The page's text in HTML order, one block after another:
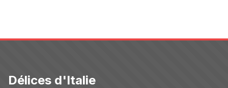
Délices d'Italie